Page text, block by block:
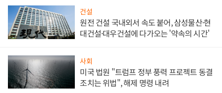
건설
원전 건설 국내외서 속도 붙어, 삼성물산·현
대건설·대우건설에 다가오는 '약속의 시간'
사회
미국 법원 "트럼프 정부 풍력 프로젝트 동결
조치는 위법", 해제 명령 내려